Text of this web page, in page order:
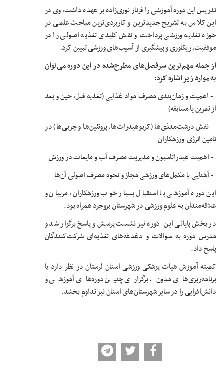
تدریس این دوره آموزشی را فرناز نوری‌زاده بر عهده داشت، وی در
این کلاس به تشریح جدیدترین و کاربردی‌ترین مباحث علمی در
حوزه تغذیه ورزشی پرداخت و نقش کلیدی تغذیه اصولی را در
موفقیت، ریکاوری و پیشگیری از آسیب‌های ورزشی تبیین کرد.
از جمله مهم‌ترین سرفصل‌های مطرح‌شده در این دوره می‌توان
به موارد زیر اشاره کرد:
- اهمیت و زمان‌بندی مصرف مواد غذایی (تغذیه قبل، حین و بعد
از تمرین یا مسابقه)
- نقش درشت‌مغذی‌ها (کربوهیدرات‌ها، پروتئین‌ها و چربی‌ها) در
تامین انرژی ورزشکاران
- اهمیت هیدراتاسیون و مدیریت مصرف آب و مایعات در ورزش
- آشنایی با مکمل‌های ورزشی مجاز و نحوه مصرف اصولی آن‌ها
این دوره آموزشی با استقبال بسیار خوب ورزشکاران، مربیان و
علاقه‌مندان به علوم ورزشی در شهرستان بروجرد همراه بود.
در بخش پایانی این دوره نیز نشست پرسش و پاسخ برگزار شد و
مدرس دوره به سوالات و دغدغه‌های تغذیه‌ای شرکت‌کنندگان
پاسخ داد.
کمیته آموزش هیات پزشکی ورزشی استان لرستان در نظر دارد با
برنامه‌ریزی‌های مدون، برگزاری چنین دوره‌های آموزشی و
دانش‌افزایی را در سایر شهرستان‌های استان نیز تداوم بخشد.